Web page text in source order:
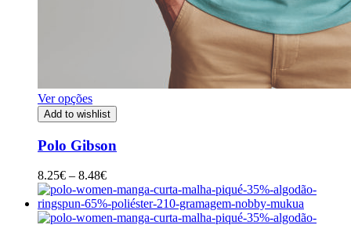
Ver opções
Add to wishlist
Polo Gibson
8.25€ – 8.48€Price
range:
8.25€
through